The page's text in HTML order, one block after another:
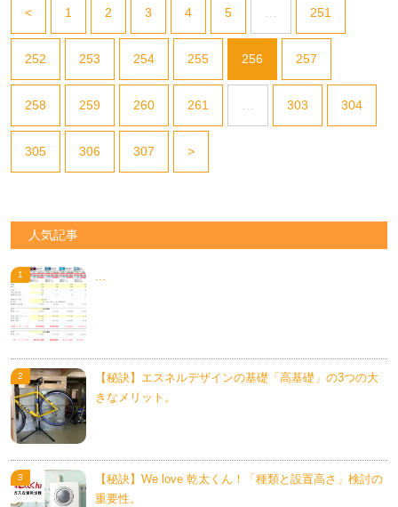
< 1 2 3 4 5 … 251
252 253 254 255 256 257
258 259 260 261 … 303 304
305 306 307 >
人気記事
...
【秘訣】エスネルデザインの基礎「高基礎」の3つの大
きなメリット。
【秘訣】We love 乾太くん！「種類と設置高さ」検討の
重要性。